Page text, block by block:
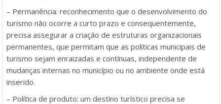
– Permanência: reconhecimento que o desenvolvimento do
turismo não ocorre a curto prazo e consequentemente,
precisa assegurar a criação de estruturas organizacionais
permanentes, que permitam que as políticas municipais de
turismo sejam enraizadas e contínuas, independente de
mudanças internas no município ou no ambiente onde está
inserido.
– Política de produto: um destino turístico precisa se